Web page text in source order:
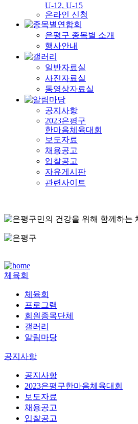
U-12, U-15
온라인 신청
은평구 종목별 소개
행사안내
일반자료실
사진자료실
동영상자료실
공지사항
2023은평구
한마음체육대회
보도자료
채용공고
입찰공고
자유게시판
관련사이트
체육회
체육회
프로그램
회원종목단체
갤러리
알림마당
공지사항
공지사항
2023은평구한마음체육대회
보도자료
채용공고
입찰공고